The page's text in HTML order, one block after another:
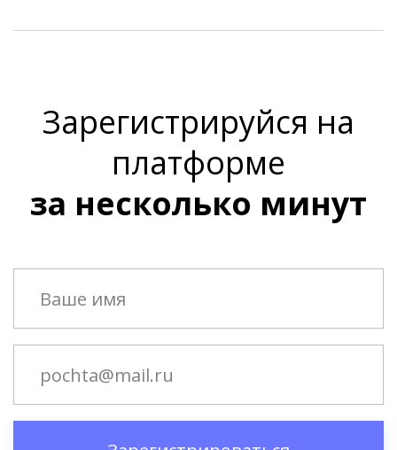
Зарегистрируйся на
платформе
за несколько минут